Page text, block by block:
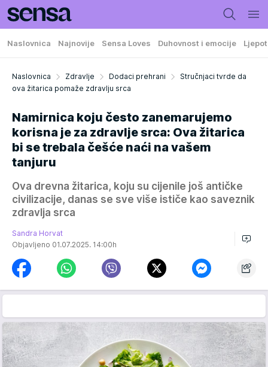
Naslovnica Najnovije Sensa Loves Duhovnost i emocije
Naslovnica Zdravlje Dodaci prehrani
Stručnjaci tvrde da
ova žitarica pomaže zdravlju srca
Namirnica koju često zanemarujemo
korisna je za zdravlje srca: Ova žitarica
bi se trebala češće naći na vašem
tanjuru
Ova drevna žitarica, koju su cijenile još antičke
civilizacije, danas se sve više ističe kao saveznik
zdravlja srca
Sandra Horvat
Objavljeno 01.07.2025. 14:00h